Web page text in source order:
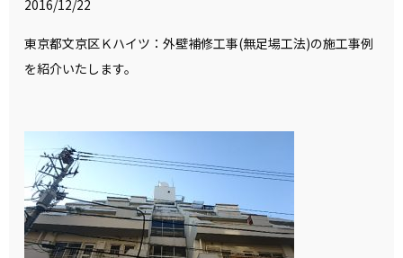
2016/12/22
東京都文京区Ｋハイツ：外壁補修工事(無足場工法)の施工事例
を紹介いたします。